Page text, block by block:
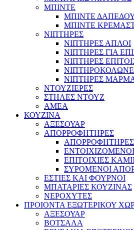
ΜΠΙΝΤΕ
ΜΠΙΝΤΕ
ΜΠΙΝΤΕ
ΝΙΠΤΗΡΕΣ
ΝΙΠΤΗΡΕΣ ΑΠΛΟΙ
ΝΙΠΤΗΡΕΣ ΓΙΑ
ΝΙΠΤΗΡΕΣ
ΝΙΠΤΗΡΕΣ
ΝΤΟΥΖΙΕΡΕΣ
ΣΤΗΛΕΣ ΝΤΟΥΖ
ΑΜΕΑ
ΚΟΥΖΙΝΑ
ΑΞΕΣΟΥΑΡ
ΑΠΟΡΡΟΦΗΤΗΡΕΣ
ΕΠΙΤΟΙΧΙΕΣ
ΣΥΡΟΜΕΝΟΙ
ΕΣΤΙΕΣ ΚΑΙ ΦΟΥΡΝΟΙ
ΜΠΑΤΑΡΙΕΣ ΚΟΥΖΙΝΑΣ
ΝΕΡΟΧΥΤΕΣ
ΠΡΟΙΟΝΤΑ ΕΞΩΤΕΡΙΚΟΥ
ΑΞΕΣΟΥΑΡ
ΒΟΤΣΑΛΑ